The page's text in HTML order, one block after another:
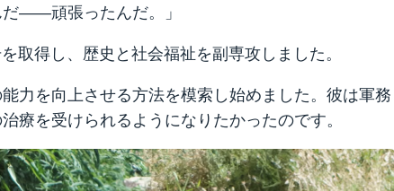
――頑張ったんだ。」
取得し、歴史と社会福祉を副専攻しました。
力を向上させる方法を模索し始めました。彼は軍務
療を受けられるようになりたかったのです。